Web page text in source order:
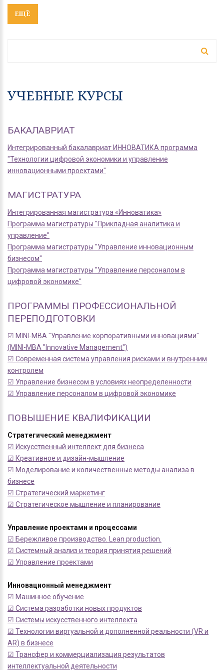
ЕЩЁ
УЧЕБНЫЕ КУРСЫ
БАКАЛАВРИАТ
Интегрированный бакалавриат ИННОВАТИКА программа
"Технологии цифровой экономики и управление
инновационными проектами"
МАГИСТРАТУРА
Интегрированная магистратура «Инноватика»
Программа магистратуры "Прикладная аналитика и
управление"
Программа магистратуры "Управление инновационным
бизнесом"
Программа магистратуры "Управление персоналом в
цифровой экономике"
ПРОГРАММЫ ПРОФЕССИОНАЛЬНОЙ
ПЕРЕПОДГОТОВКИ
☑ MINI-MBA "Управление корпоративными инновациями"
(MINI-MBA "Innovative Management")
☑ Современная система управления рисками и внутренним
контролем
☑ Управление бизнесом в условиях неопределенности
☑ Управление персоналом в цифровой экономике
ПОВЫШЕНИЕ КВАЛИФИКАЦИИ
Стратегический менеджмент
☑ Искусственный интеллект для бизнеса
☑ Креативное и дизайн-мышление
☑ Моделирование и количественные методы анализа в
бизнесе
☑ Стратегический маркетинг
☑ Стратегическое мышление и планирование
Управление проектами и процессами
☑ Бережливое производство. Lean production.
☑ Системный анализ и теория принятия решений
☑ Управление проектами
Инновационный менеджмент
☑ Машинное обучение
☑ Система разработки новых продуктов
☑ Системы искусственного интеллекта
☑ Технологии виртуальной и дополненной реальности (VR и
AR) в бизнесе
☑ Трансфер и коммерциализация результатов
интеллектуальной деятельности